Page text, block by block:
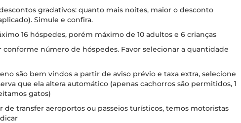
gradativos: quanto mais noites, maior o desconto
Simule e confira.
16 hóspedes, porém máximo de 10 adultos e 6 crianças
conforme número de hóspedes. Favor selecionar a quantidade
são bem vindos a partir de aviso prévio e taxa extra, selecione
que ela altera automático (apenas cachorros são permitidos, 1
gatos)
de transfer aeroportos ou passeios turísticos, temos motoristas